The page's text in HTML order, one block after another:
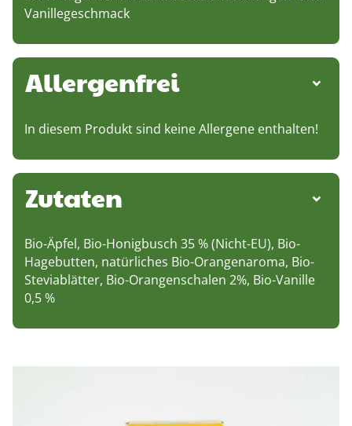
Vanillegeschmack
Allergenfrei
In diesem Produkt sind keine Allergene enthalten!
Zutaten
Bio-Äpfel, Bio-Honigbusch 35 % (Nicht-EU), Bio-
Hagebutten, natürliches Bio-Orangenaroma, Bio-
Steviablätter, Bio-Orangenschalen 2%, Bio-Vanille
0,5 %